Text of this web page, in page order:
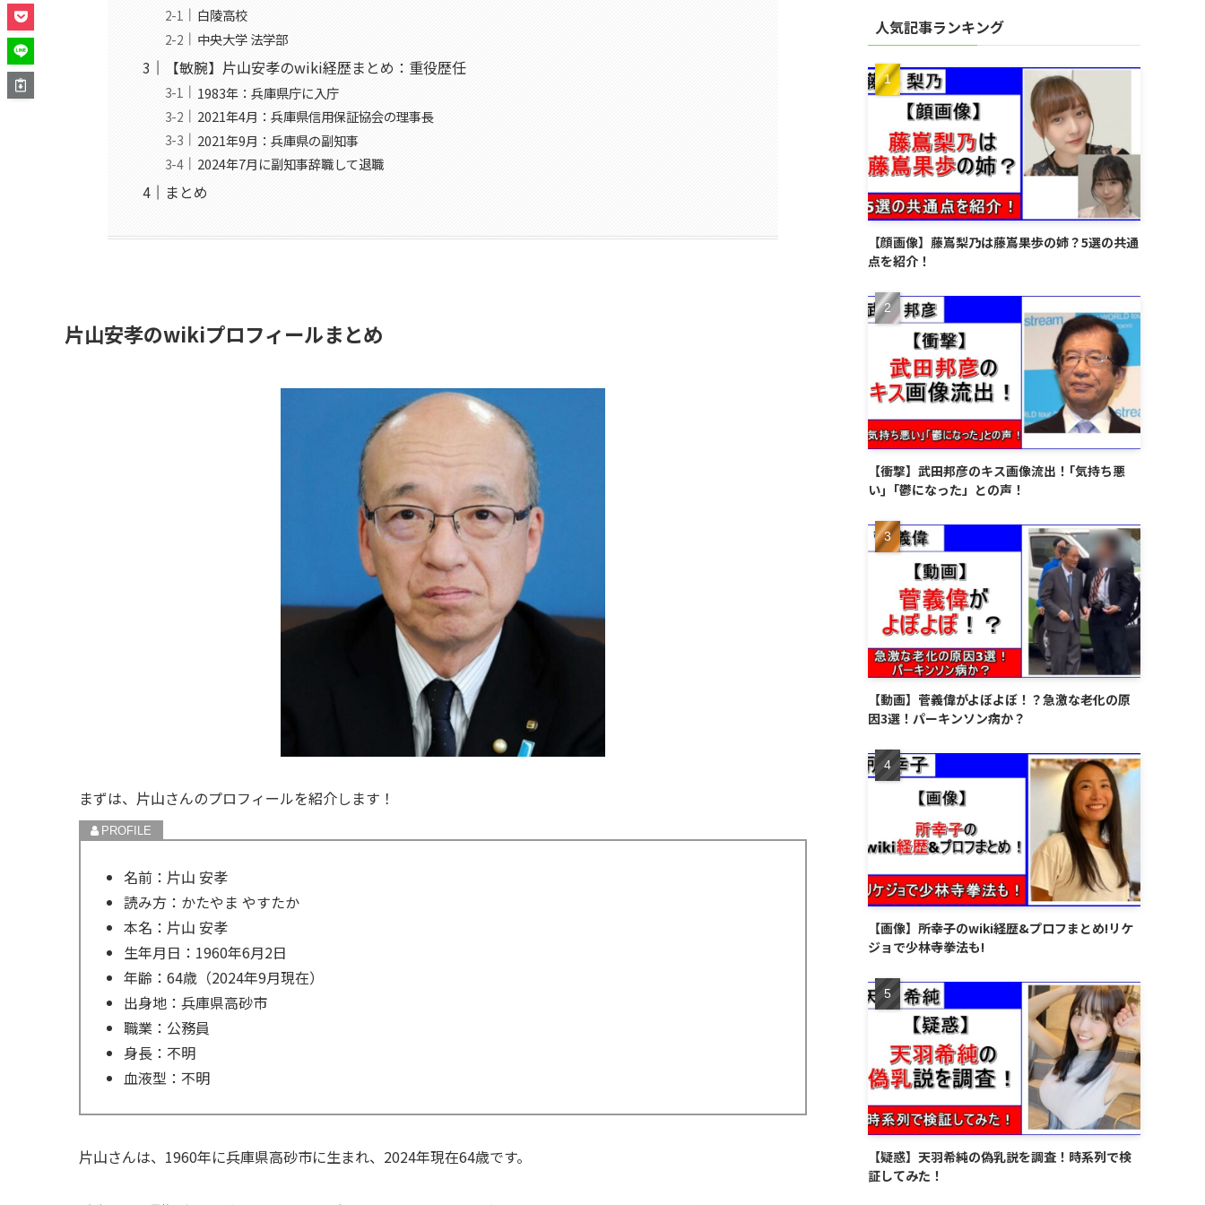
白陵高校
中央大学 法学部
【敏腕】片山安孝のwiki経歴まとめ：重役歴任
1983年：兵庫県庁に入庁
2021年4月：兵庫県信用保証協会の理事長
2021年9月：兵庫県の副知事
2024年7月に副知事辞職して退職
まとめ
片山安孝のwikiプロフィールまとめ
まずは、片山さんのプロフィールを紹介します！
名前：片山 安孝
読み方：かたやま やすたか
本名：片山 安孝
生年月日：1960年6月2日
年齢：64歳（2024年9月現在）
出身地：兵庫県高砂市
職業：公務員
身長：不明
血液型：不明
片山さんは、1960年に兵庫県高砂市に生まれ、2024年現在64歳です。
人気記事ランキング
【顔画像】藤嶌梨乃は藤嶌果歩の姉？5選の共通
点を紹介！
【衝撃】武田邦彦のキス画像流出！｢気持ち悪
い｣「鬱になった」との声！
【動画】菅義偉がよぼよぼ！？急激な老化の原
因3選！パーキンソン病か？
【画像】所幸子のwiki経歴&プロフまとめ!リケ
ジョで少林寺拳法も!
【疑惑】天羽希純の偽乳説を調査！時系列で検
証してみた！